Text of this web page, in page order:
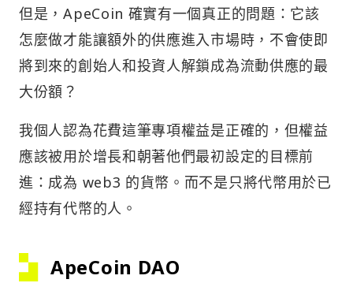
但是，ApeCoin 確實有一個真正的問題：它該
怎麼做才能讓額外的供應進入市場時，不會使即
將到來的創始人和投資人解鎖成為流動供應的最
大份額？
我個人認為花費這筆專項權益是正確的，但權益
應該被用於增長和朝著他們最初設定的目標前
進：成為 web3 的貨幣。而不是只將代幣用於已
經持有代幣的人。
ApeCoin DAO